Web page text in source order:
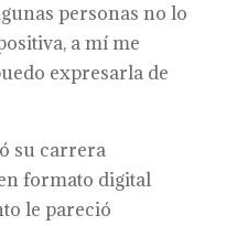
personas no lo
a mí me
expresarla de
su carrera
formato digital
le pareció